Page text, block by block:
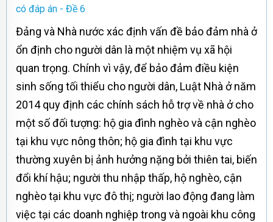
có đáp án - Đề 6
Đảng và Nhà nước xác định vấn đề bảo đảm nhà ở
ổn định cho người dân là một nhiệm vụ xã hội
quan trọng. Chính vì vậy, để bảo đảm điều kiện
sinh sống tối thiểu cho người dân, Luật Nhà ở năm
2014 quy định các chính sách hỗ trợ về nhà ở cho
một số đối tượng: hộ gia đình nghèo và cận nghèo
tại khu vực nông thôn; hộ gia đình tại khu vực
thường xuyên bị ảnh hưởng nặng bởi thiên tai, biến
đổi khí hậu; người thu nhập thấp, hộ nghèo, cận
nghèo tại khu vực đô thị; người lao động đang làm
việc tại các doanh nghiệp trong và ngoài khu công